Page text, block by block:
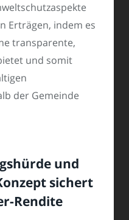
Erträgen, indem es
transparente,
und somit
der Gemeinde
und
sichert
Rendite